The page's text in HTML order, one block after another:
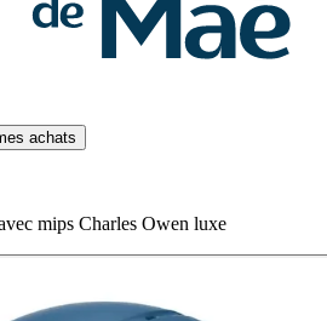
achats
mips Charles Owen luxe